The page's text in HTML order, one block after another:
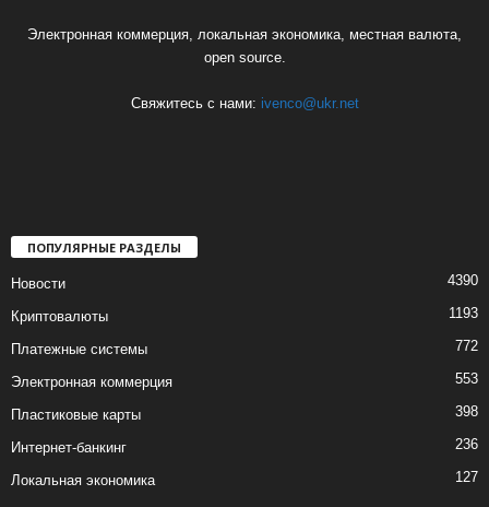
Электронная коммерция, локальная экономика, местная валюта,
open source.
Свяжитесь с нами: ivenco@ukr.net
ПОПУЛЯРНЫЕ РАЗДЕЛЫ
Новости 4390
Криптовалюты 1193
Платежные системы 772
Электронная коммерция 553
Пластиковые карты 398
Интернет-банкинг 236
Локальная экономика 127